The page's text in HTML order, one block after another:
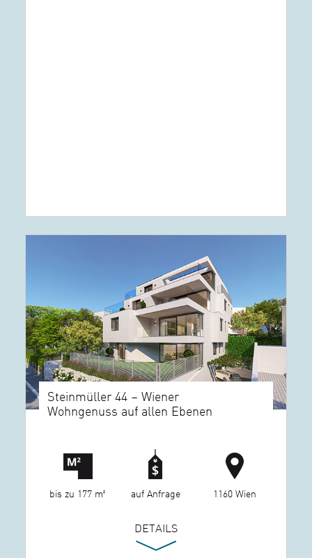
Steinmüller 44 – Wiener
Wohngenuss auf allen Ebenen
bis zu 177 m² auf Anfrage 1160 Wien
DETAILS